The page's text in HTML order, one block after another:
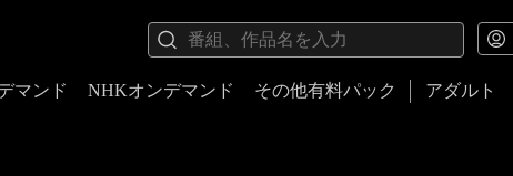
マンド NHKオンデマンド その他有料パック アダルト